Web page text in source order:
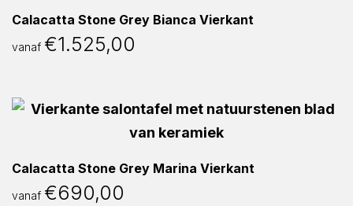
Calacatta Stone Grey Bianca Vierkant
vanaf €1.525,00
Calacatta Stone Grey Marina Vierkant
vanaf €690,00